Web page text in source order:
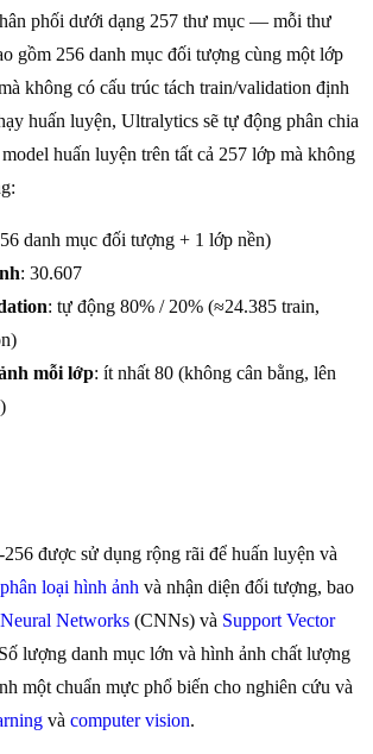
phối dưới dạng 257 thư mục — mỗi thư
gồm 256 danh mục đối tượng cùng một lớp
không có cấu trúc tách train/validation định
huấn luyện, Ultralytics sẽ tự động phân chia
huấn luyện trên tất cả 257 lớp mà không
danh mục đối tượng + 1 lớp nền)
: 30.607
: tự động 80% / 20% (≈24.385 train,
mỗi lớp: ít nhất 80 (không cân bằng, lên
được sử dụng rộng rãi để huấn luyện và
phân loại hình ảnh và nhận diện đối tượng, bao
Networks (CNNs) và Support Vector
lượng danh mục lớn và hình ảnh chất lượng
một chuẩn mực phổ biến cho nghiên cứu và
và computer vision.